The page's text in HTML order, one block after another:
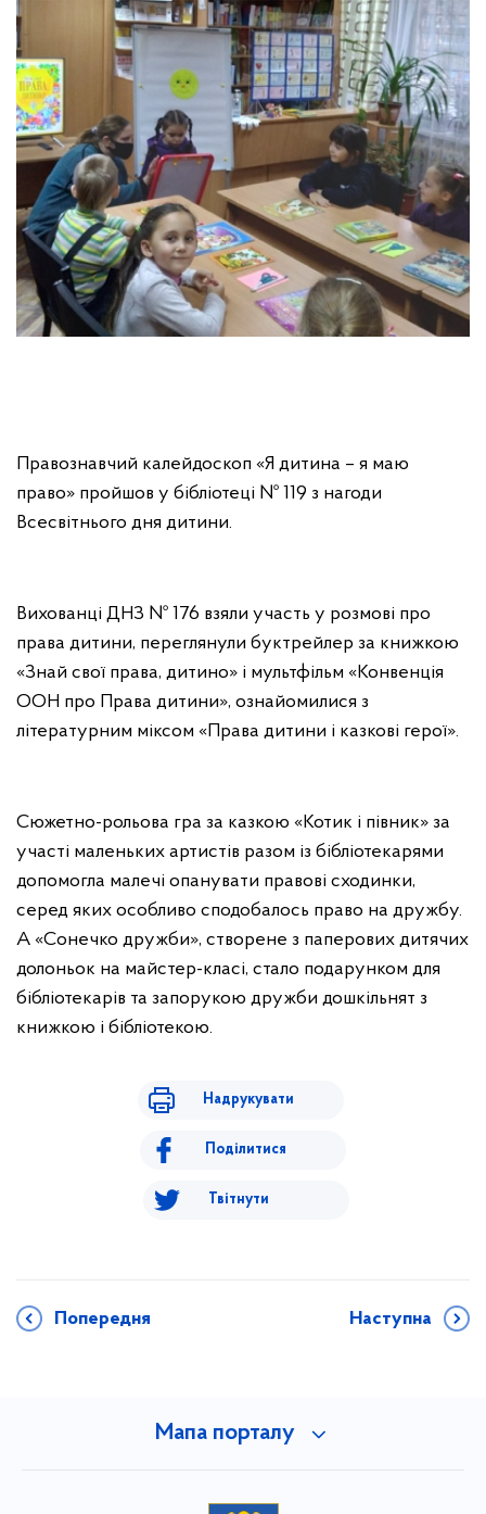
Правознавчий калейдоскоп «Я дитина – я маю
право» пройшов у бібліотеці № 119 з нагоди
Всесвітнього дня дитини.
Вихованці ДНЗ № 176 взяли участь у розмові про
права дитини, переглянули буктрейлер за книжкою
«Знай свої права, дитино» і мультфільм «Конвенція
ООН про Права дитини», ознайомилися з
літературним міксом «Права дитини і казкові герої».
Сюжетно-рольова гра за казкою «Котик і півник» за
участі маленьких артистів разом із бібліотекарями
допомогла малечі опанувати правові сходинки,
серед яких особливо сподобалось право на дружбу.
А «Сонечко дружби», створене з паперових дитячих
долоньок на майстер-класі, стало подарунком для
бібліотекарів та запорукою дружби дошкільнят з
книжкою і бібліотекою.
Надрукувати
Поділитися
Твітнути
Попередня Наступна
Мапа порталу